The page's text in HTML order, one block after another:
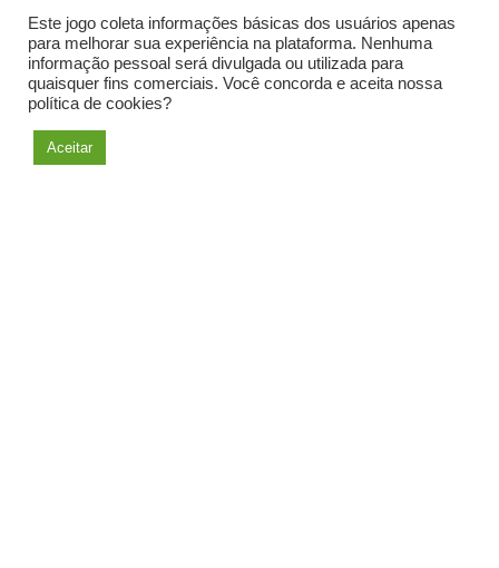
Montar meu plano de ação
Este jogo coleta informações básicas dos usuários apenas
para melhorar sua experiência na plataforma. Nenhuma
informação pessoal será divulgada ou utilizada para
quaisquer fins comerciais. Você concorda e aceita nossa
política de cookies?
Aceitar